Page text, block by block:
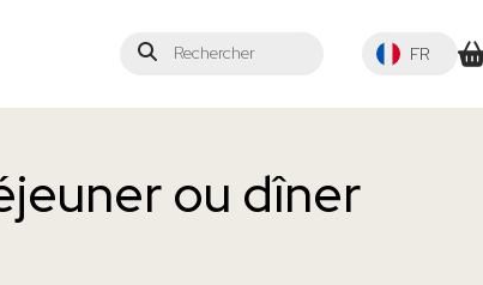
Rechercher Select your
FR
ou dîner